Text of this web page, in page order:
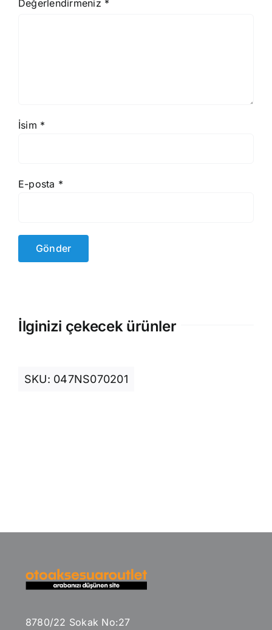
Değerlendirmeniz *
İsim *
E-posta *
İlginizi çekecek ürünler
SKU: 047NS070201
8780/22 Sokak No:27